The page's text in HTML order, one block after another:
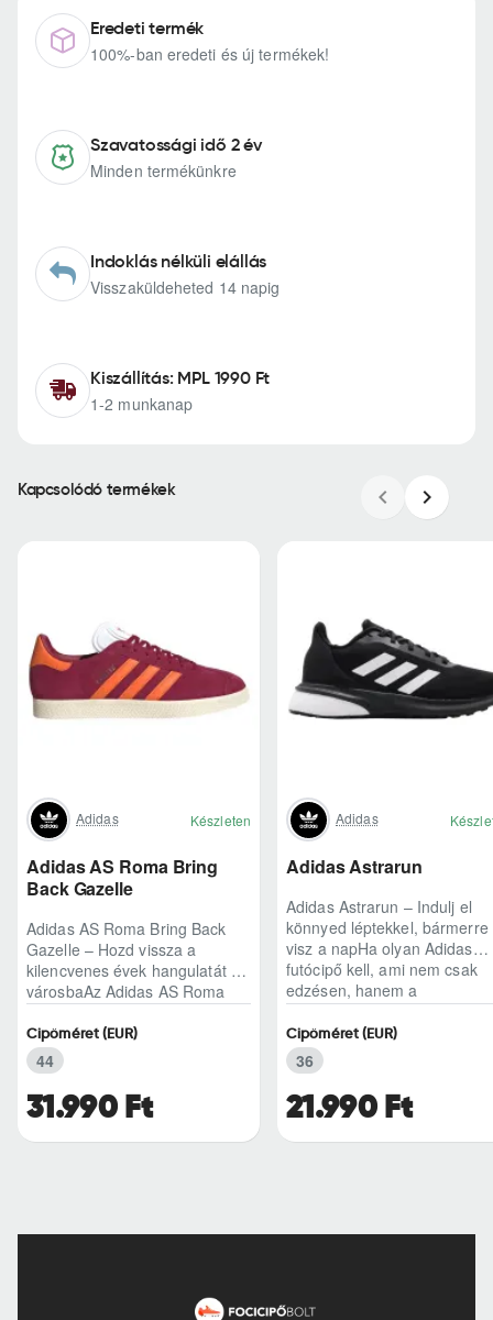
Eredeti termék
100%-ban eredeti és új termékek!
Szavatossági idő 2 év
Minden termékünkre
Indoklás nélküli elállás
Visszaküldeheted 14 napig
Kiszállítás: MPL 1990 Ft
1-2 munkanap
Kapcsolódó termékek
Adidas Készleten
Adidas AS Roma Bring
Back Gazelle
Adidas AS Roma Bring Back
Gazelle – Hozd vissza a
kilencvenes évek hangulatát a
városbaAz Adidas AS Roma
egyszerű sneaker, hane..
31.990 Ft
Cipőméret (EUR)
44
Adidas
Adidas Astrarun
Adidas Astrarun – Indulj el
könnyed léptekkel, bármerre
visz a napHa olyan Adidas
futócipő kell, ami nem csak
edzésen, hanem a
hétköznapokban is kénye..
21.990 Ft
Cipőméret (EUR)
36